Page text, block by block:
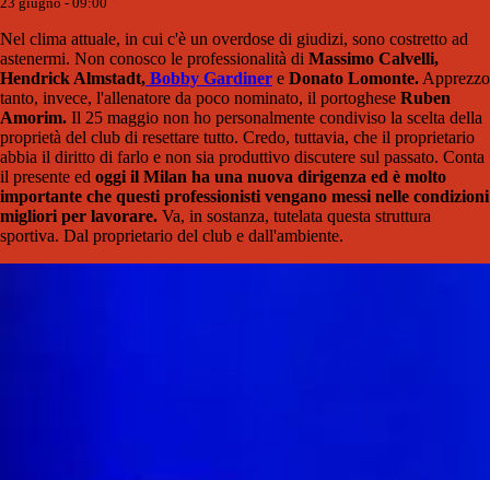
Nel clima attuale, in cui c'è un overdose di giudizi, sono costretto ad
astenermi. Non conosco le professionalità di Massimo Calvelli,
Hendrick Almstadt, Bobby Gardiner e Donato Lomonte. Apprezzo
tanto, invece, l'allenatore da poco nominato, il portoghese Ruben
Amorim. Il 25 maggio non ho personalmente condiviso la scelta della
proprietà del club di resettare tutto. Credo, tuttavia, che il proprietario
abbia il diritto di farlo e non sia produttivo discutere sul passato. Conta
il presente ed oggi il Milan ha una nuova dirigenza ed è molto
importante che questi professionisti vengano messi nelle condizioni
migliori per lavorare. Va, in sostanza, tutelata questa struttura
sportiva. Dal proprietario del club e dall'ambiente.